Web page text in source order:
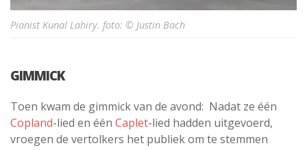
Pianist Kunal Lahiry. foto: © Justin Bach
GIMMICK
Toen kwam de gimmick van de avond: Nadat ze één
Copland-lied en één Caplet-lied hadden uitgevoerd,
vroegen de vertolkers het publiek om te stemmen